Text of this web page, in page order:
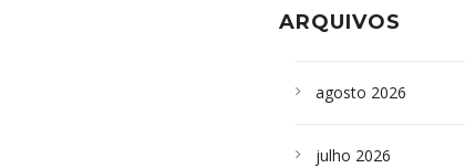
sepultados em SP
ARQUIVOS
agosto 2026
julho 2026